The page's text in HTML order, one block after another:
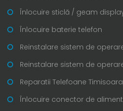
Înlocuire sticlă / geam
Înlocuire baterie telefon
Reinstalare sistem de
Reinstalare sistem de
Reparatii Telefoane
Înlocuire conector de